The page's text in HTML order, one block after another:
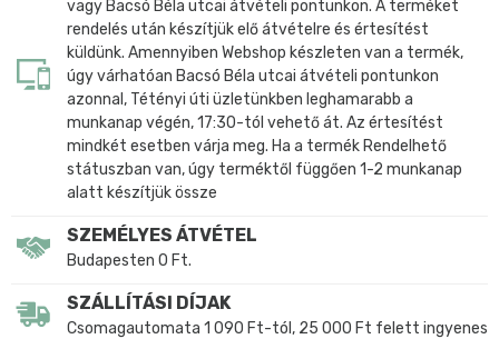
vagy Bacsó Béla utcai átvételi pontunkon. A terméket
rendelés után készítjük elő átvételre és értesítést
küldünk. Amennyiben Webshop készleten van a termék,
úgy várhatóan Bacsó Béla utcai átvételi pontunkon
azonnal, Tétényi úti üzletünkben leghamarabb a
munkanap végén, 17:30-tól vehető át. Az értesítést
mindkét esetben várja meg. Ha a termék Rendelhető
státuszban van, úgy terméktől függően 1-2 munkanap
alatt készítjük össze
SZEMÉLYES ÁTVÉTEL
Budapesten 0 Ft.
SZÁLLÍTÁSI DÍJAK
Csomagautomata 1 090 Ft-tól, 25 000 Ft felett ingyenes